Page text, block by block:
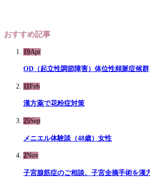
おすすめ記事
19Apr
OD（起立性調節障害）体位性頻脈症候群
11 Feb
漢方薬で花粉症対策
25Sep
メニエル体験談（48歳）女性
2Nov
子宮腺筋症のご相談、子宮全摘手術を漢